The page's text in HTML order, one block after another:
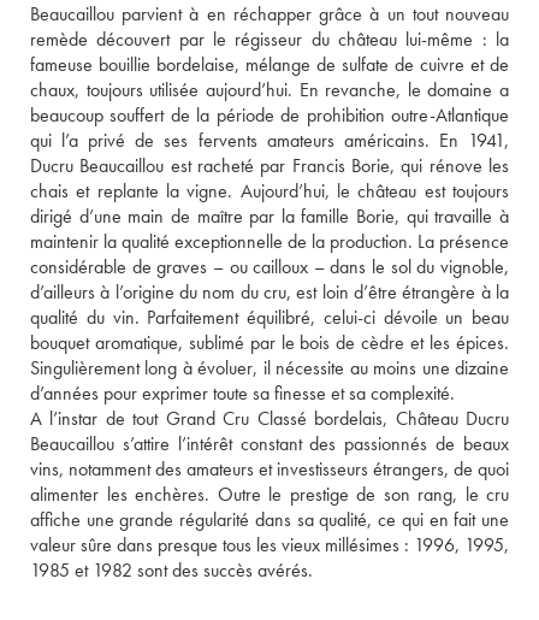
Beaucaillou parvient à en réchapper grâce à un tout nouveau
remède découvert par le régisseur du château lui-même : la
fameuse bouillie bordelaise, mélange de sulfate de cuivre et de
chaux, toujours utilisée aujourd’hui. En revanche, le domaine a
beaucoup souffert de la période de prohibition outre-Atlantique
qui l’a privé de ses fervents amateurs américains. En 1941,
Ducru Beaucaillou est racheté par Francis Borie, qui rénove les
chais et replante la vigne. Aujourd’hui, le château est toujours
dirigé d’une main de maître par la famille Borie, qui travaille à
maintenir la qualité exceptionnelle de la production. La présence
considérable de graves – ou cailloux – dans le sol du vignoble,
d’ailleurs à l’origine du nom du cru, est loin d’être étrangère à la
qualité du vin. Parfaitement équilibré, celui-ci dévoile un beau
bouquet aromatique, sublimé par le bois de cèdre et les épices.
Singulièrement long à évoluer, il nécessite au moins une dizaine
d’années pour exprimer toute sa finesse et sa complexité.
A l’instar de tout Grand Cru Classé bordelais, Château Ducru
Beaucaillou s’attire l’intérêt constant des passionnés de beaux
vins, notamment des amateurs et investisseurs étrangers, de quoi
alimenter les enchères. Outre le prestige de son rang, le cru
affiche une grande régularité dans sa qualité, ce qui en fait une
valeur sûre dans presque tous les vieux millésimes : 1996, 1995,
1985 et 1982 sont des succès avérés.